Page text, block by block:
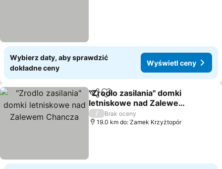
Wybierz daty, aby sprawdzić
dokładne ceny
Wyświetl ceny
Udostępnij
Dodaj do ulubionych
"Zrodlo zasilania" domki
letniskowe nad Zalewem
Chancza
/
Brak oceny
19.0 km do: Zamek Krzyżtopór